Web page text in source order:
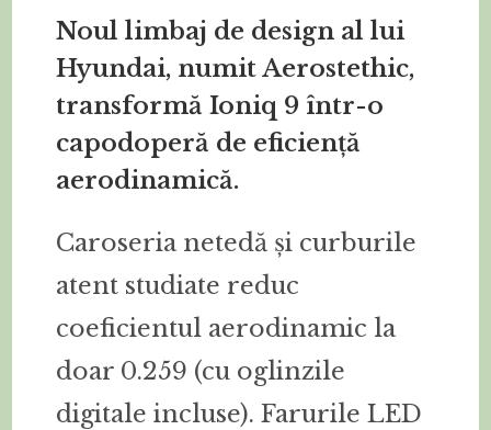
Noul limbaj de design al lui
Hyundai, numit Aerostethic,
transformă Ioniq 9 într-o
capodoperă de eficiență
aerodinamică.
Caroseria netedă și curburile
atent studiate reduc
coeficientul aerodinamic la
doar 0.259 (cu oglinzile
digitale incluse). Farurile LED